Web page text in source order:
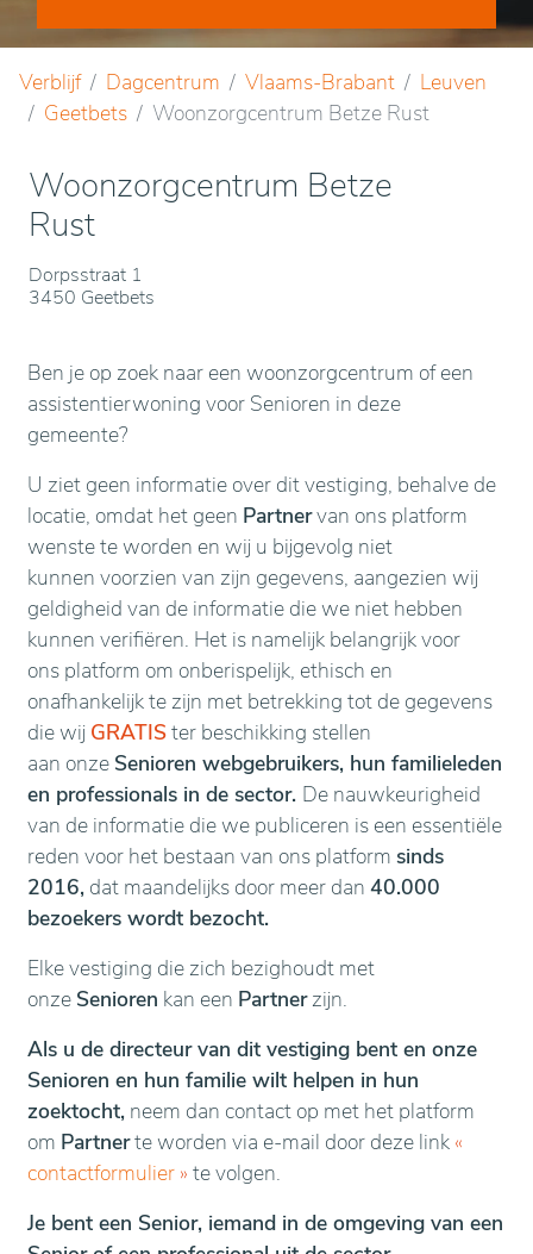
Verblijf Dagcentrum Vlaams-Brabant
Leuven
Geetbets
Woonzorgcentrum Betze Rust
Woonzorgcentrum Betze
Rust
Dorpsstraat 1
3450 Geetbets
Ben je op zoek naar een woonzorgcentrum of een
assistentierwoning voor Senioren in deze
gemeente?
U ziet geen informatie over dit vestiging, behalve de
locatie, omdat het geen Partnervan ons platform
wenste te worden en wij u bijgevolg niet
kunnen voorzien van zijn gegevens, aangezien wij
geldigheid van de informatie die we niet hebben
kunnen verifiëren. Het is namelijk belangrijk voor
ons platform om onberispelijk, ethisch en
onafhankelijk te zijn met betrekking tot de gegevens
die wij GRATISter beschikking stellen
aan onze Senioren webgebruikers, hun familieleden
en professionals in de sector. De nauwkeurigheid
van de informatie die we publiceren is een essentiële
reden voor het bestaan van ons platform sinds
2016, dat maandelijks door meer dan 40.000
bezoekers wordt bezocht.
Elke vestiging die zich bezighoudt met
onze Senioren kan een Partnerzijn.
Als u de directeur van dit vestiging bent en onze
Senioren en hun familie wilt helpen in hun
zoektocht, neem dan contact op met het platform
om Partnerte worden via e-mail door deze link «
contactformulier » te volgen.
Je bent een Senior, iemand in de omgeving van een